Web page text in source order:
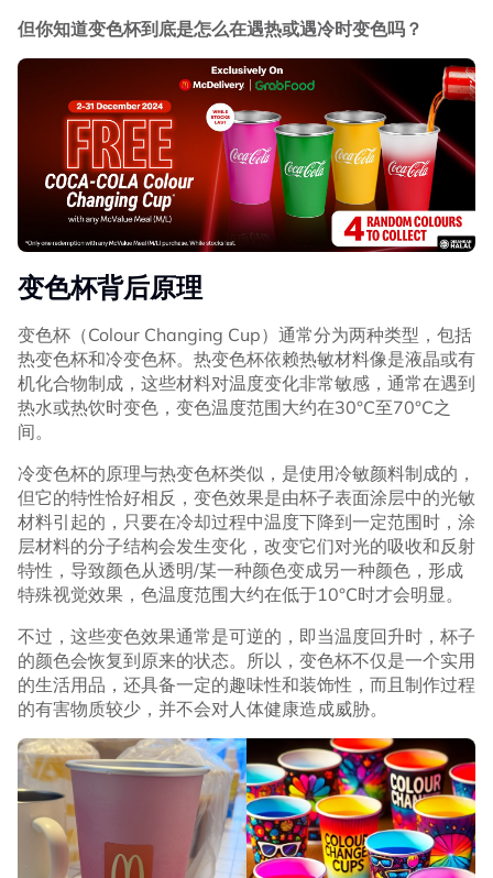
但你知道变色杯到底是怎么在遇热或遇冷时变色吗？
变色杯背后原理
变色杯（Colour Changing Cup）通常分为两种类型，包括
热变色杯和冷变色杯。热变色杯依赖热敏材料像是液晶或有
机化合物制成，这些材料对温度变化非常敏感，通常在遇到
热水或热饮时变色，变色温度范围大约在30°C至70°C之
间。
冷变色杯的原理与热变色杯类似，是使用冷敏颜料制成的，
但它的特性恰好相反，变色效果是由杯子表面涂层中的光敏
材料引起的，只要在冷却过程中温度下降到一定范围时，涂
层材料的分子结构会发生变化，改变它们对光的吸收和反射
特性，导致颜色从透明/某一种颜色变成另一种颜色，形成
特殊视觉效果，色温度范围大约在低于10°C时才会明显。
不过，这些变色效果通常是可逆的，即当温度回升时，杯子
的颜色会恢复到原来的状态。所以，变色杯不仅是一个实用
的生活用品，还具备一定的趣味性和装饰性，而且制作过程
的有害物质较少，并不会对人体健康造成威胁。